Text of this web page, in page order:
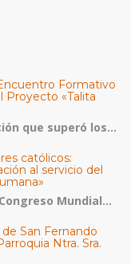
Formativo
Proyecto «Talita
que superó los...
católicos:
al servicio del
Mundial...
San Fernando
Ntra. Sra.